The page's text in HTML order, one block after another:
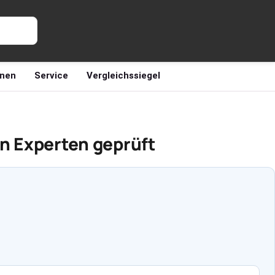
Service Vergleichssiegel
Experten geprüft